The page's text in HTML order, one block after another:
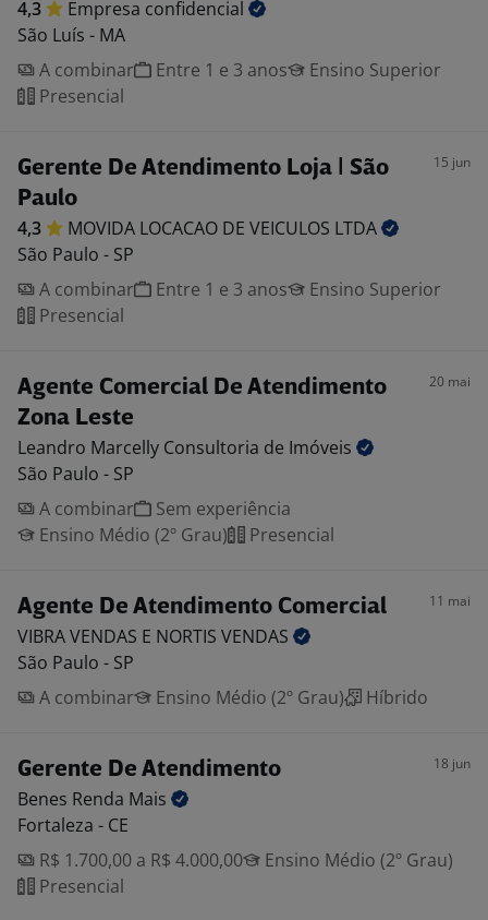
4,3 Empresa confidencial
São Luís - MA
A combinar
Entre 1 e 3 anos
Ensino Superior
Presencial
Gerente De Atendimento Loja | São
Paulo
15 jun
4,3 MOVIDA LOCACAO DE VEICULOS LTDA
São Paulo - SP
A combinar
Entre 1 e 3 anos
Ensino Superior
Presencial
Agente Comercial De Atendimento
Zona Leste
20 mai
Leandro Marcelly Consultoria de Imóveis
São Paulo - SP
A combinar
Sem experiência
Ensino Médio (2º Grau)
Presencial
Agente De Atendimento Comercial 11 mai
VIBRA VENDAS E NORTIS VENDAS
São Paulo - SP
A combinar
Ensino Médio (2º Grau) Híbrido
Gerente De Atendimento 18 jun
Benes Renda Mais
Fortaleza - CE
R$ 1.700,00 a R$ 4.000,00
Ensino Médio (2º Grau)
Presencial